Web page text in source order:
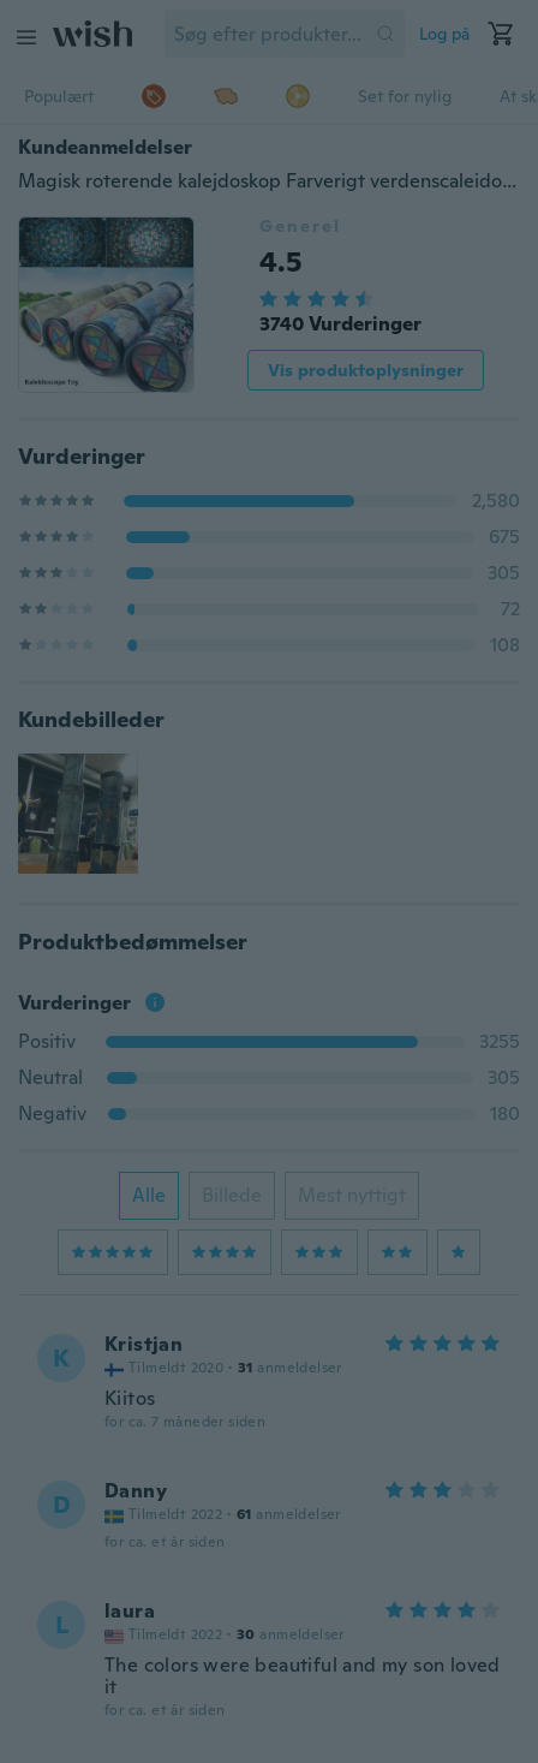
Log på
Populært Set for nylig At
Kundeanmeldelser
Magisk roterende kalejdoskop Farverigt verdenscaleidoskop Børns pædagogiske legetøj
Generel
4.5
3740 Vurderinger
Vis produktoplysninger
Vurderinger
2,580
675
305
72
108
Kundebilleder
Produktbedømmelser
Vurderinger
Positiv
3255
Neutral
305
Negativ
180
Alle Billede Mest nyttigt
K Kristjan
Tilmeldt 2020 · 31 anmeldelser
Kiitos
for ca. 7 måneder siden
D Danny
Tilmeldt 2022 · 61 anmeldelser
for ca. et år siden
L laura
Tilmeldt 2022 · 30 anmeldelser
The colors were beautiful and my son loved
it
for ca. et år siden